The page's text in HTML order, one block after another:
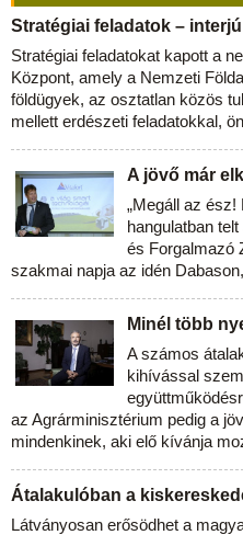
Stratégiai feladatok –
Stratégiai feladatokat kapott a
Központ, amely a Nemzeti
földügyek, az osztatlan közös
mellett erdészeti feladatokkal,
A jövő már
„Megáll az ész!
hangulatban
és Forgalmazó
szakmai napja az idén
Minél több
A számos
kihívással
az Agrárminisztérium pedig a
mindenkinek, aki elő kívánja
Átalakulóban a
Látványosan erősödhet a